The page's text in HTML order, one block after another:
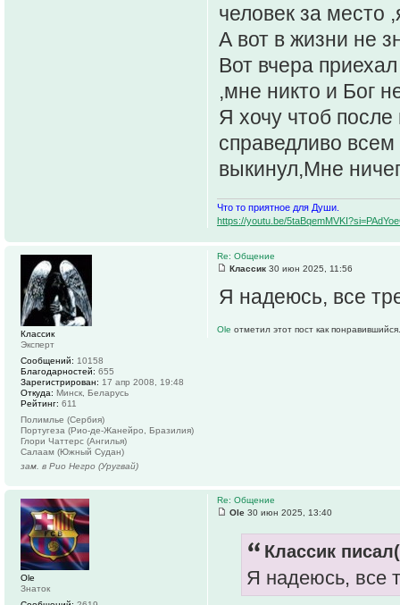
человек за место
А вот в жизни не
Вот вчера
,мне никто и Бог
Я хочу чтоб
справедливо
выкинул,Мне
Что то приятное для Души.
https://youtu.be/
Re: Общение
Классик 30 июн 2025, 11:56
Я надеюсь, все
Ole отметил этот пост как понравившийся.
Классик
Эксперт
Сообщений: 10158
Благодарностей: 655
Зарегистрирован: 17 апр 2008, 19:48
Откуда: Минск, Беларусь
Рейтинг: 611
Полимлье (Сербия)
Португеза (Рио-де-Жанейро, Бразилия)
Глори Чаттерс (Ангилья)
Салаам (Южный Судан)
зам. в Рио Негро (Уругвай)
Re: Общение
Ole 30 июн 2025, 13:40
Классик
Я надеюсь, все
Ole
Знаток